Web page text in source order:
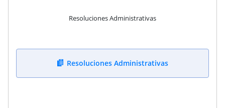
Resoluciones Administrativas
Resoluciones Administrativas